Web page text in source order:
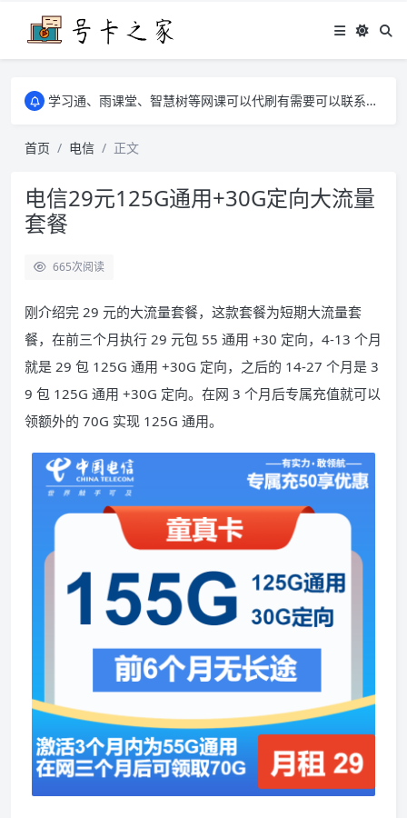
学习通、雨课堂、智慧树等网课可以代刷有需要可以联系邮箱i@tuzi.la
学习通、雨课堂、智慧树等网课可以代刷有需要可以联系邮箱i@tuzi.la
首页
电信 正文
电信29元125G通用+30G定向大流量
套餐
665次阅读
刚介绍完 29 元的大流量套餐，这款套餐为短期大流量套
餐，在前三个月执行 29 元包 55 通用 +30 定向，4-13 个月
就是 29 包 125G 通用 +30G 定向，之后的 14-27 个月是 3
9 包 125G 通用 +30G 定向。在网 3 个月后专属充值就可以
领额外的 70G 实现 125G 通用。